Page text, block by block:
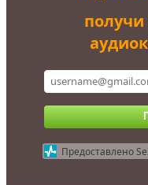
получи
Предоставлено